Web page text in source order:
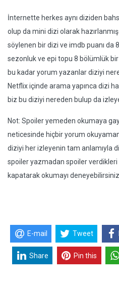
İnternette herkes aynı diziden
olup da mini dizi olarak
söylenen bir dizi ve imdb puanı da
sezonluk ve epi topu 8 bölümlük
bu kadar yorum yazanlar diziyi
Netflix içinde arama yapınca dizi
biz bu diziyi nereden bulup da
Not: Spoiler yemeden okumaya
neticesinde hiçbir yorum
diziyi her izleyenin tam anlamıyla
spoiler yazmadan spoiler
kapatarak okumayı
E-mail Tweet
Share Pin this